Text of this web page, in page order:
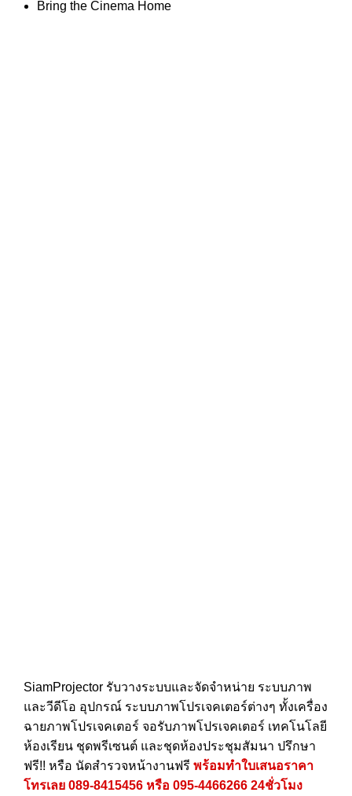
Bring the Cinema Home
SiamProjector รับวางระบบและจัดจำหน่าย ระบบภาพ
และวีดีโอ อุปกรณ์ ระบบภาพโปรเจคเตอร์ต่างๆ ทั้งเครื่อง
ฉายภาพโปรเจคเตอร์ จอรับภาพโปรเจคเตอร์ เทคโนโลยี
ห้องเรียน ชุดพรีเซนต์ และชุดห้องประชุมสัมนา ปรึกษา
ฟรี!! หรือ นัดสำรวจหน้างานฟรี พร้อมทำใบเสนอราคา
โทรเลย 089-8415456 หรือ 095-4466266 24ชั่วโมง